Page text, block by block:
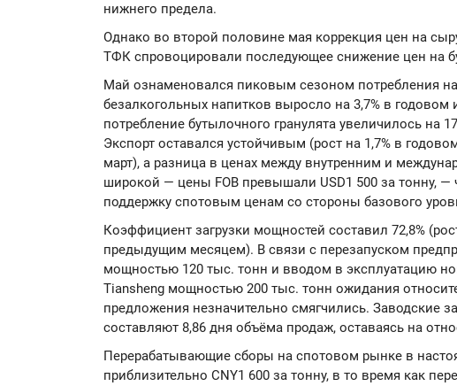
нижнего предела.
Однако во второй половине мая коррекция цен на
ТФК спровоцировали последующее снижение цен на
Май ознаменовался пиковым сезоном потребления
безалкогольных напитков выросло на 3,7% в годовом
потребление бутылочного гранулята увеличилось на
Экспорт оставался устойчивым (рост на 1,7% в
март), а разница в ценах между внутренним и
широкой — цены FOB превышали USD1 500 за тонну, —
поддержку спотовым ценам со стороны базового
Коэффициент загрузки мощностей составил 72,8%
предыдущим месяцем). В связи с перезапуском
мощностью 120 тыс. тонн и вводом в эксплуатацию
Tiansheng мощностью 200 тыс. тонн ожидания
предложения незначительно смягчились. Заводские
составляют 8,86 дня объёма продаж, оставаясь на
Перерабатывающие сборы на спотовом рынке в
приблизительно CNY1 600 за тонну, в то время как